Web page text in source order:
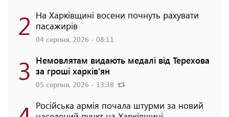
2 На Харківщині восени почнуть рахувати
пасажирів
04 серпня, 2026 - 08:11
3 Немовлятам видають медалі від Терехова
за гроші харків'ян
05 серпня, 2026 - 13:38
Російська армія почала штурми за новий